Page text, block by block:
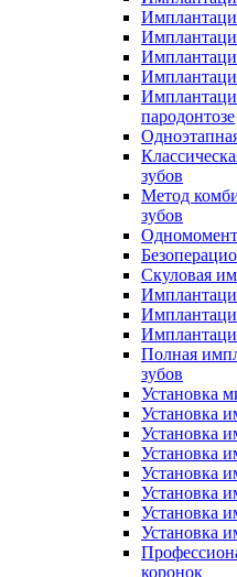
пародонтозе
зубов
Метод
зубов
Скуловая
Полная
зубов
Установка
Установка
Установка
Установка
Установка
Установка
Установка
Установка
коронок